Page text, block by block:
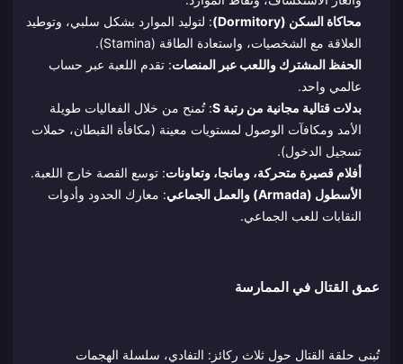
محاكاة السكن (Dormitory)
: لتوليد الموارد بشكل سلبي، وتوطيد
العلاقة مع الشخصيات، واستعادة الطاقة (Stamina).
الحفظ المشترك واللعب عبر المنصات: تقدم اللعبة عبر حساب
عالمي واحد.
بدلات قتالية مجانية من رتبة S
: تُمنح من خلال الفعاليات طويلة
الأمد ومكافآت الوصول لمستويات معينة (مكافأة القبطان، حملات
تسجيل الدخول).
أفلام قصيرة متحركة، ومانجا، وتعاونات: توسع القصة خارج اللعبة.
الأسطول (Armada) والعمل الجماعي
: معارك الحدود وأدوات
النقابات للعب الجماعي.
عمق القتال في الممارسة
تُبنى حلقة القتال حول ثلاث ركائز: التفادي، سلسلة الهجمات